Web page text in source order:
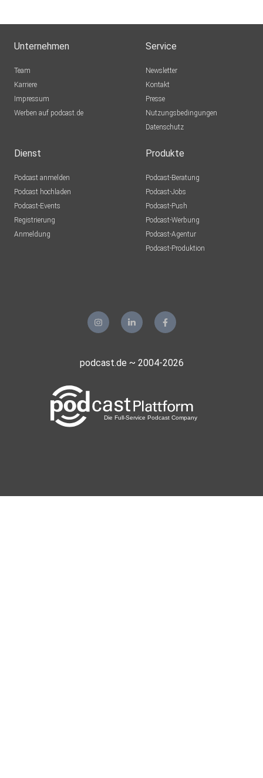
Unternehmen
Team
Karriere
Impressum
Werben auf podcast.de
Service
Newsletter
Kontakt
Presse
Nutzungsbedingungen
Datenschutz
Dienst
Podcast anmelden
Podcast hochladen
Podcast-Events
Registrierung
Anmeldung
Produkte
Podcast-Beratung
Podcast-Jobs
Podcast-Push
Podcast-Werbung
Podcast-Agentur
Podcast-Produktion
podcast.de ~ 2004-2026